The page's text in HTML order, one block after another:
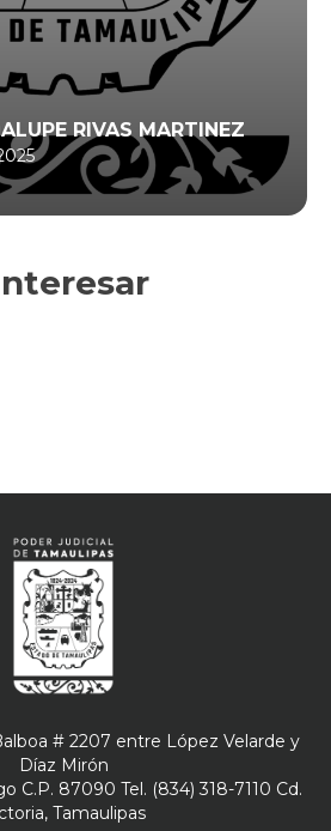
RIVAS MARTINEZ
# 2207 entre López Velarde y
Díaz Mirón
C.P. 87090 Tel. (834) 318-7110 Cd.
Tamaulipas